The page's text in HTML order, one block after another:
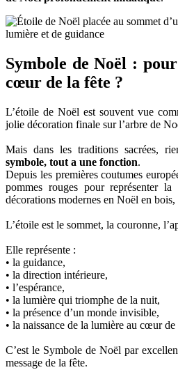
Symbole de Noël :
cœur de la fête ?
L’étoile de Noël est souvent vue
jolie décoration finale sur l’arbre de
Mais dans les traditions sacrées,
symbole, tout a une fonction.
Depuis les premières coutumes
pommes rouges pour représenter
décorations modernes en Noël en bois,
L’étoile est le sommet, la couronne,
Elle représente :
• la guidance,
• la direction intérieure,
• l’espérance,
• la lumière qui triomphe de la nuit,
• la présence d’un monde invisible,
• la naissance de la lumière au cœur de
C’est le Symbole de Noël par
message de la fête.